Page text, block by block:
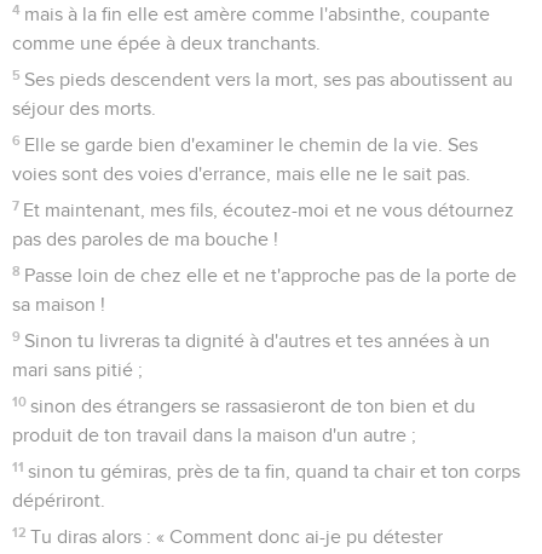
4 mais à la fin elle est amère comme l'absinthe, coupante
comme une épée à deux tranchants.
5 Ses pieds descendent vers la mort, ses pas aboutissent au
séjour des morts.
6 Elle se garde bien d'examiner le chemin de la vie. Ses
voies sont des voies d'errance, mais elle ne le sait pas.
7 Et maintenant, mes fils, écoutez-moi et ne vous détournez
pas des paroles de ma bouche !
8 Passe loin de chez elle et ne t'approche pas de la porte de
sa maison !
9 Sinon tu livreras ta dignité à d'autres et tes années à un
mari sans pitié ;
10 sinon des étrangers se rassasieront de ton bien et du
produit de ton travail dans la maison d'un autre ;
11 sinon tu gémiras, près de ta fin, quand ta chair et ton corps
dépériront.
12 Tu diras alors : « Comment donc ai-je pu détester